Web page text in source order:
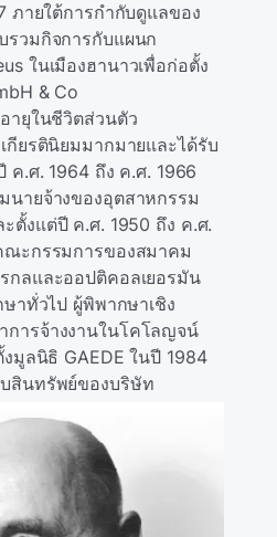
ภายใต้การกํากับดูแลของ
รวมกิจการกับแผนก
ในเมืองฮานาวเพื่อก่อตั้ง
& Co
ายุในชีวิตส่วนตัว
กียรตินิยมมากมายและได้รับ
ค.ศ. 1964 ถึง ค.ศ. 1966
นายจ้างของอุตสาหกรรม
ตั้งแต่ปี ค.ศ. 1950 ถึง ค.ศ.
ณะกรรมการของสมาคม
กลและออปติคอลเยอรมัน
าทั่วไป ผู้พิพากษาเชิง
ารจ้างงานในโคโลญจน์
มูลนิธิ GAEDE ในปี 1984
สินทรัพย์ของบริษัท